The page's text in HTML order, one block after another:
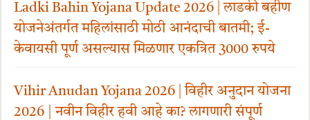
Ladki Bahin Yojana Update 2026 | लाडकी बहीण
योजनेअंतर्गत महिलांसाठी मोठी आनंदाची बातमी; ई-
केवायसी पूर्ण असल्यास मिळणार एकत्रित 3000 रुपये
Vihir Anudan Yojana 2026 | विहीर अनुदान योजना
2026 | नवीन विहीर हवी आहे का? लागणारी संपूर्ण